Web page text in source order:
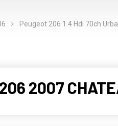
Peugeot 206 1.4 Hdi 70ch
2007